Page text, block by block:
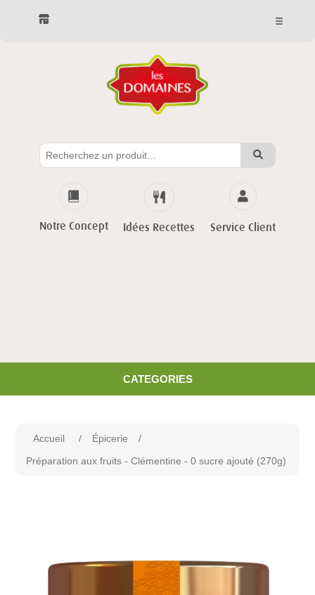
Notre Concept Idées Recettes Service Client
CATEGORIES
Accueil / Épicerie
/
Préparation aux fruits - Clémentine - 0 sucre ajouté (270g)